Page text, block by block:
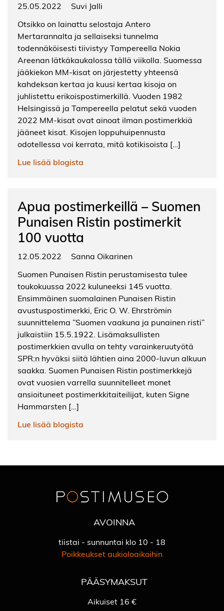
25.05.2022
Suvi Jalli
Otsikko on lainattu selostaja Antero
Mertarannalta ja sellaiseksi tunnelma
todennäköisesti tiivistyy Tampereella Nokia
Areenan lätkäkaukalossa tällä viikolla. Suomessa
jääkiekon MM-kisat on järjestetty yhteensä
kahdeksan kertaa ja kuusi kertaa kisoja on
juhlistettu erikoispostimerkillä. Vuoden 1982
Helsingissä ja Tampereella pelatut sekä vuoden
2022 MM-kisat ovat ainoat ilman postimerkkiä
jääneet kisat. Kisojen loppuhuipennusta
odotellessa voi kerrata, mitä kotikisoista […]
Lue lisää blogista
Apua postimerkeillä – Suomen
Punaisen Ristin postimerkit
100 vuotta
12.05.2022
Sanna Oikarinen
Suomen Punaisen Ristin perustamisesta tulee
toukokuussa 2022 kuluneeksi 145 vuotta.
Ensimmäinen suomalainen Punaisen Ristin
avustuspostimerkki, Eric O. W. Ehrströmin
suunnittelema ”Suomen vaakuna ja punainen risti”
julkaistiin 15.5.1922. Lisämaksullisten
postimerkkien avulla on tehty varainkeruutyötä
SPR:n hyväksi siitä lähtien aina 2000-luvun alkuun
saakka. Suomen Punaisen Ristin postimerkkejä
ovat vuosien varrella suunnitelleet monet
ansioituneet postimerkkitaiteilijat, kuten Signe
Hammarsten […]
Lue lisää blogista
AVOINNA
tiistai - sunnuntai klo 10 - 18
Poikkeukset aukioloaikoihin
PÄÄSYMAKSUT
Aikuiset 16 €